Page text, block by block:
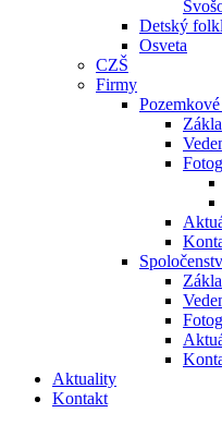
Detský
Osveta
CZŠ
Firmy
Aktuality
Kontakt